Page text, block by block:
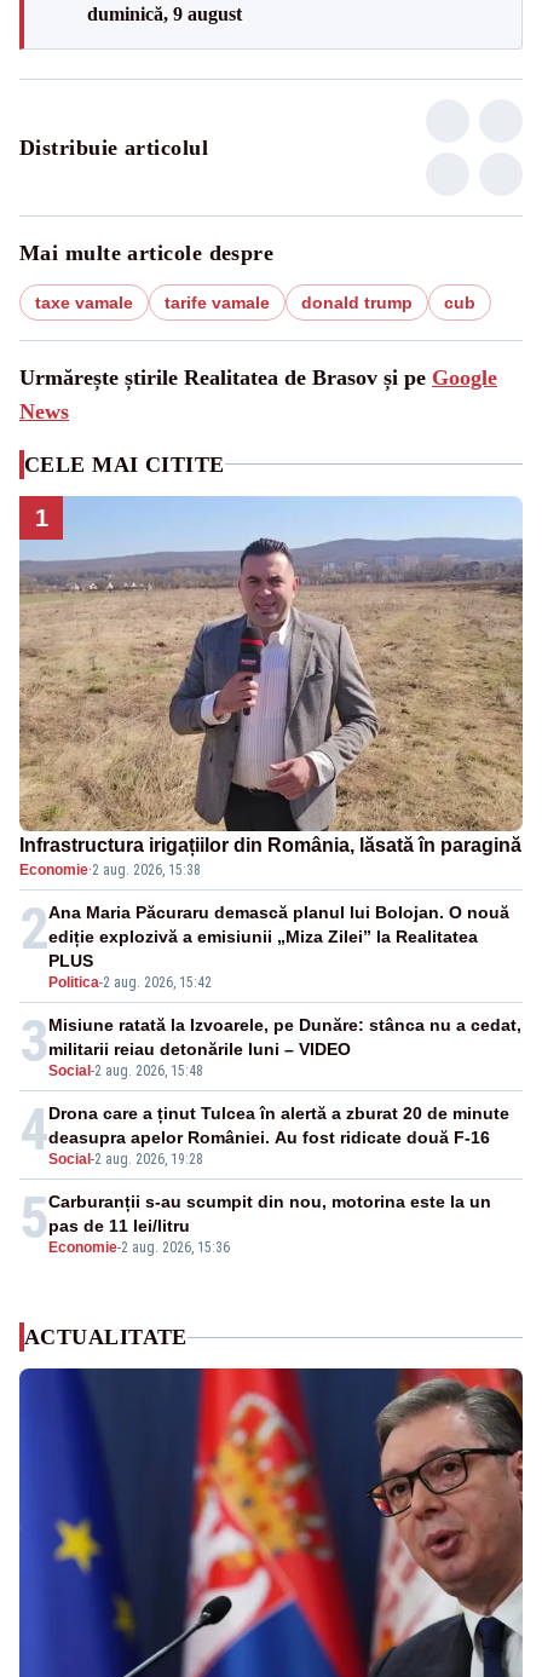
duminică, 9 august
Distribuie articolul
Mai multe articole despre
taxe vamale tarife vamale donald trump cub
Urmărește știrile Realitatea de Brasov și pe Google
News
CELE MAI CITITE
1
Infrastructura irigațiilor din România, lăsată în paragină
Economie·2 aug. 2026, 15:38
2
Politica-2 aug. 2026, 15:42
Ana Maria Păcuraru demască planul lui Bolojan. O nouă
ediție explozivă a emisiunii „Miza Zilei” la Realitatea
PLUS
3Social -2 aug. 2026, 15:48
Misiune ratată la Izvoarele, pe Dunăre: stânca nu a cedat,
militarii reiau detonările luni – VIDEO
4Social -2 aug. 2026, 19:28
Drona care a ținut Tulcea în alertă a zburat 20 de minute
deasupra apelor României. Au fost ridicate două F-16
5 Economie-2 aug. 2026, 15:36
Carburanții s-au scumpit din nou, motorina este la un
pas de 11 lei/litru
ACTUALITATE